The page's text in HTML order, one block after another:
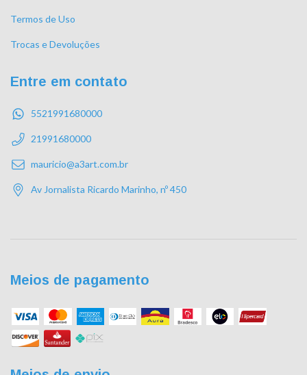
Termos de Uso
Trocas e Devoluções
Entre em contato
5521991680000
21991680000
mauricio@a3art.com.br
Av Jornalista Ricardo Marinho, nº 450
Meios de pagamento